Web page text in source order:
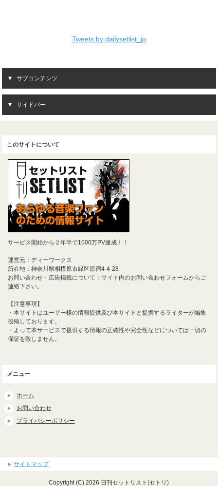
Tweets by dailysetlist_jp
サブコンテンツ
サイドバー
このサイトについて
サービス開始から２年半で1000万PV達成！！
運営元：ディーワークス
所在地：神奈川県相模原市緑区原宿4-4-28
お問い合わせ・広告掲載について：サイト内のお問い合わせフォームからご
連絡下さい。
【注意事項】
・本サイトはユーザー様の情報提供及び本サイトと提携するライターが編集
投稿しております。
・よって本サービスで提供する情報の正確性や完全性などについては一切の
保証を致しません。
メニュー
ホーム
お問い合わせ
プライバシーポリシー
サイトマップ
Copyright (C) 2026 日刊セットリスト(セトリ)